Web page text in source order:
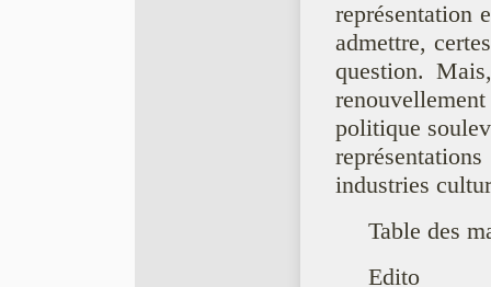
représentation
admettre,
question.
politique
industries
Table des
Edito